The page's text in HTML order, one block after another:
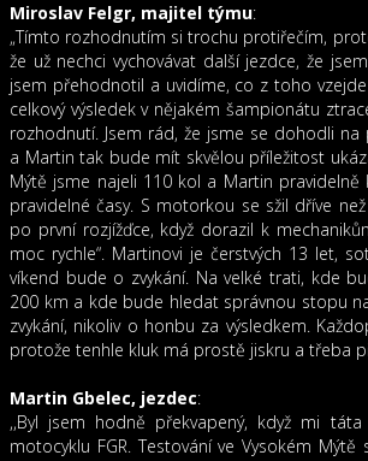
Miroslav Felgr, majitel týmu:
„Tímto rozhodnutím si trochu protiřečím,
že už nechci vychovávat další jezdce, že
jsem přehodnotil a uvidíme, co z toho
celkový výsledek v nějakém šampionátu
rozhodnutí. Jsem rád, že jsme se dohodli
a Martin tak bude mít skvělou příležitost
Mýtě jsme najeli 110 kol a Martin pravidelně
pravidelné časy. S motorkou se sžil dříve
po první rozjížďce, když dorazil k
moc rychle“. Martinovi je čerstvých 13 let,
víkend bude o zvykání. Na velké trati, kde
200 km a kde bude hledat správnou stopu
zvykání, nikoliv o honbu za výsledkem.
protože tenhle kluk má prostě jiskru a třeba
Martin Gbelec, jezdec:
,,Byl jsem hodně překvapený, když mi
motocyklu FGR. Testování ve Vysokém